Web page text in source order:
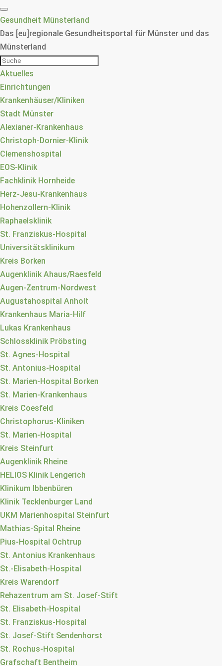
Gesundheit Münsterland
Das [eu]regionale Gesundheitsportal für Münster und das
Münsterland
Aktuelles
Einrichtungen
Krankenhäuser/Kliniken
Stadt Münster
Alexianer-Krankenhaus
Christoph-Dornier-Klinik
Clemenshospital
EOS-Klinik
Fachklinik Hornheide
Herz-Jesu-Krankenhaus
Hohenzollern-Klinik
Raphaelsklinik
St. Franziskus-Hospital
Universitätsklinikum
Kreis Borken
Augenklinik Ahaus/Raesfeld
Augen-Zentrum-Nordwest
Augustahospital Anholt
Krankenhaus Maria-Hilf
Lukas Krankenhaus
Schlossklinik Pröbsting
St. Agnes-Hospital
St. Antonius-Hospital
St. Marien-Hospital Borken
St. Marien-Krankenhaus
Kreis Coesfeld
Christophorus-Kliniken
St. Marien-Hospital
Kreis Steinfurt
Augenklinik Rheine
HELIOS Klinik Lengerich
Klinikum Ibbenbüren
Klinik Tecklenburger Land
UKM Marienhospital Steinfurt
Mathias-Spital Rheine
Pius-Hospital Ochtrup
St. Antonius Krankenhaus
St.-Elisabeth-Hospital
Kreis Warendorf
Rehazentrum am St. Josef-Stift
St. Elisabeth-Hospital
St. Franziskus-Hospital
St. Josef-Stift Sendenhorst
St. Rochus-Hospital
Grafschaft Bentheim